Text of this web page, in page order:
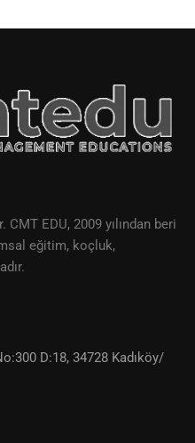
EDU, 2009 yılından beri
eğitim, koçluk,
D:18, 34728 Kadıköy/